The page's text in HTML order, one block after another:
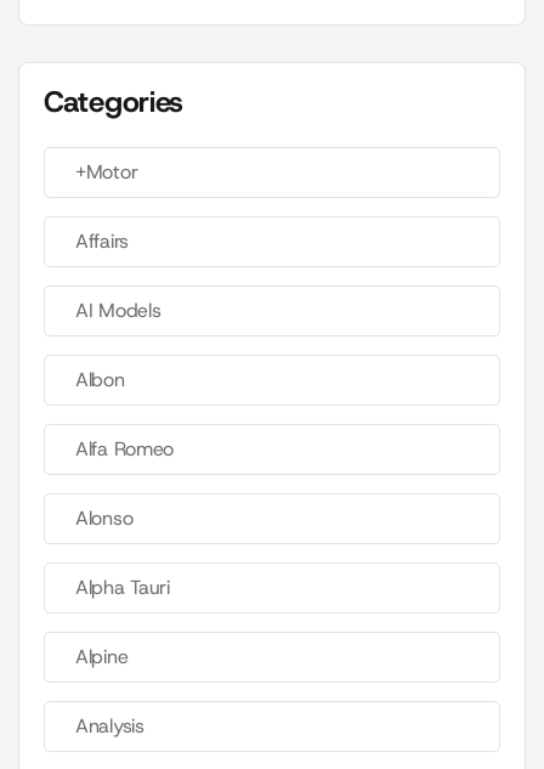
Categories
+Motor
Affairs
AI Models
Albon
Alfa Romeo
Alonso
Alpha Tauri
Alpine
Analysis